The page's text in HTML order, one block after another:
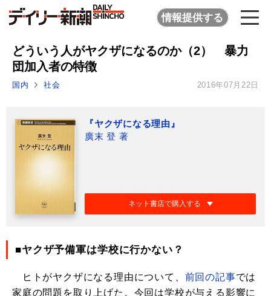
情報提供する
どういう人がヤクザになるのか（2） 暴力
団加入者の特徴
国内 社会 2016年07月22日
『ヤクザになる理由』
廣末 登 著
ネット書店で購入する
■ヤクザ予備軍は学校に行かない？
ヒトがヤクザになる理由について、 前回の記事では
家庭の問題を取り上げた。今回は学校が与える影響に